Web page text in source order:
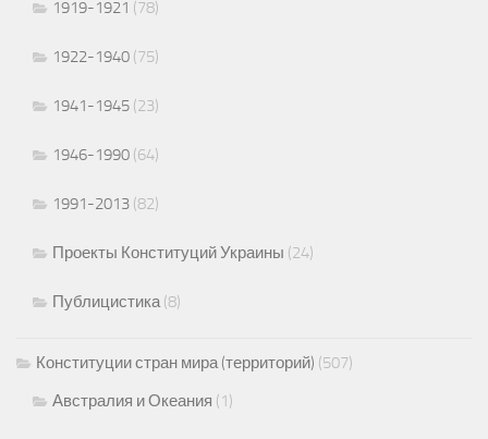
1919-1921 (78)
1922-1940 (75)
1941-1945 (23)
1946-1990 (64)
1991-2013 (82)
Проекты Конституций Украины (24)
Публицистика(8)
Конституции стран мира (территорий) (507)
Австралия и Океания (1)